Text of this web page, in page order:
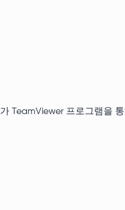
TeamViewer 프로그램을